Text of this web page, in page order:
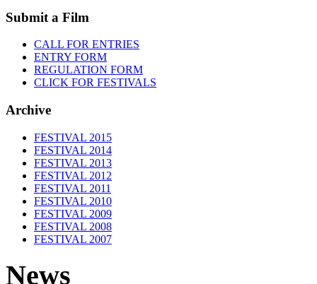
Submit a Film
CALL FOR ENTRIES
ENTRY FORM
REGULATION FORM
CLICK FOR FESTIVALS
Archive
FESTIVAL 2015
FESTIVAL 2014
FESTIVAL 2013
FESTIVAL 2012
FESTIVAL 2011
FESTIVAL 2010
FESTIVAL 2009
FESTIVAL 2008
FESTIVAL 2007
News